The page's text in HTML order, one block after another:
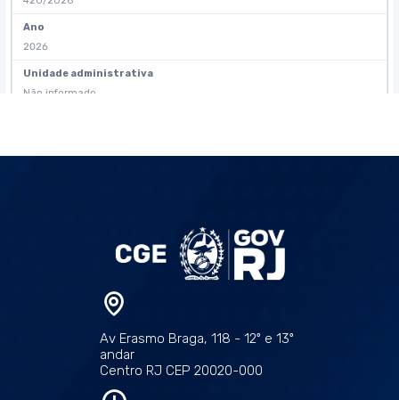
Av Erasmo Braga, 118 - 12º e 13º
andar
Centro RJ CEP 20020-000